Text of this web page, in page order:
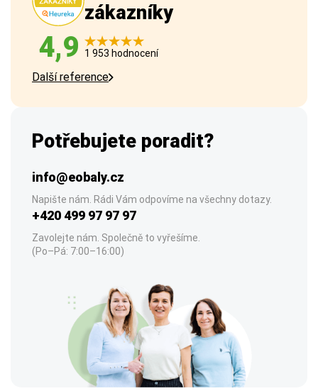
zákazníky
4,9 1 953 hodnocení
Další reference
Potřebujete poradit?
info@eobaly.cz
Napište nám. Rádi Vám odpovíme na všechny dotazy.
+420 499 97 97 97
Zavolejte nám. Společně to vyřešíme.
(Po–Pá: 7:00–16:00)